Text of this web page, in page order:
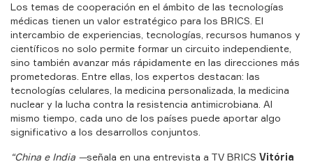
Los temas de cooperación en el ámbito de las tecnologías
médicas tienen un valor estratégico para los BRICS. El
intercambio de experiencias, tecnologías, recursos humanos y
científicos no solo permite formar un circuito independiente,
sino también avanzar más rápidamente en las direcciones más
prometedoras. Entre ellas, los expertos destacan: las
tecnologías celulares, la medicina personalizada, la medicina
nuclear y la lucha contra la resistencia antimicrobiana. Al
mismo tiempo, cada uno de los países puede aportar algo
significativo a los desarrollos conjuntos.
“China e India —señala en una entrevista a TV BRICS Vitória